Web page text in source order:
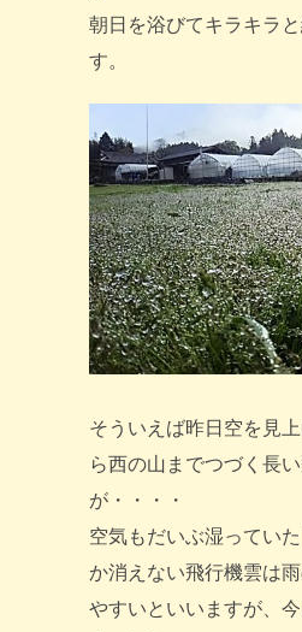
朝日を浴びてキラキラ
す。
そういえば昨日空を見
ら西の山までつづく長
が・・・・
空気もだいぶ湿ってい
か消えない飛行機雲は
やすいといいますが、